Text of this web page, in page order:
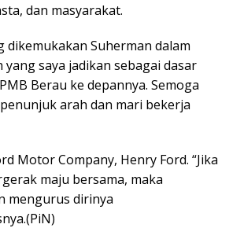
dan masyarakat.
dikemukakan Suherman dalam
saya jadikan sebagai dasar
Berau ke depannya. Semoga
arah dan mari bekerja
Motor Company, Henry Ford. “Jika
maju bersama, maka
mengurus dirinya